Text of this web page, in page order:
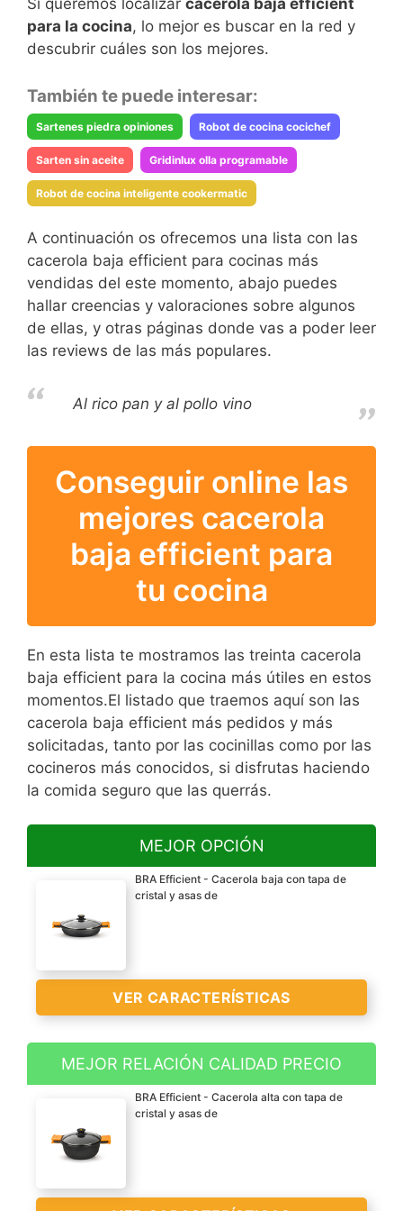
Si queremos localizar cacerola baja efficient
para la cocina, lo mejor es buscar en la red y
descubrir cuáles son los mejores.
También te puede interesar:
Sartenes piedra opiniones Robot de cocina cocichef
Sarten sin aceite Gridinlux olla programable
Robot de cocina inteligente cookermatic
A continuación os ofrecemos una lista con las
cacerola baja efficient para cocinas más
vendidas del este momento, abajo puedes
hallar creencias y valoraciones sobre algunos
de ellas, y otras páginas donde vas a poder leer
las reviews de las más populares.
Al rico pan y al pollo vino
Conseguir online las
mejores cacerola
baja efficient para
tu cocina
En esta lista te mostramos las treinta cacerola
baja efficient para la cocina más útiles en estos
momentos.El listado que traemos aquí son las
cacerola baja efficient más pedidos y más
solicitadas, tanto por las cocinillas como por las
cocineros más conocidos, si disfrutas haciendo
la comida seguro que las querrás.
MEJOR OPCIÓN
BRA Efficient - Cacerola baja con tapa de
cristal y asas de
VER CARACTERÍSTICAS
Aluminio fundido
Apta para todo tipo de
cocinas, incluido
inducción
MEJOR RELACIÓN CALIDAD PRECIO
BRA Efficient - Cacerola alta con tapa de
cristal y asas de